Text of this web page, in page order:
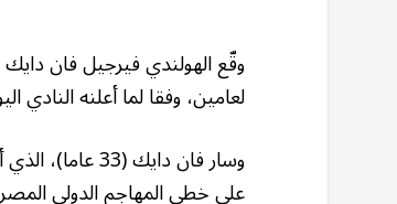
وقّع الهولندي فيرجيل فان
لعامين، وفقا لما أعلنه النادي